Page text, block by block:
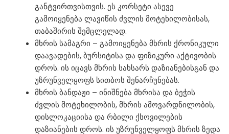
განტვირთვისთვის. ეს კორსეტი ასევე
გამოიყენება ლავიწის ძვლის მოტეხილობისას,
თაბაშირის შემცლელად.
მხრის სამაგრი – გამოიყენება მხრის ქრონიკული
დაავადების, ბურსიტისა და ფიზიკური აქტივობის
დროს. ის იცავს მხრის სახსარს დაზიანებისგან და
უზრუნველყოფს სითბოს შენარჩუნებას.
მხრის ბანდაჟი – ინიშნება მხრისა და ბეჭის
ძვლის მოტეხილობის, მხრის ამოვარდნილობის,
დისლოკაციისა და რბილი ქსოვილების
დაზიანების დროს. ის უზრუნველყოფს მხრის ზედა